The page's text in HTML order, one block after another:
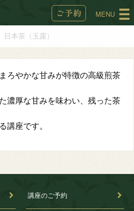
MENU
日本茶（玉露）
ろやかな甘みが特徴の高級煎茶
濃厚な甘みを味わい、残った茶
講座です。
講座のご予約